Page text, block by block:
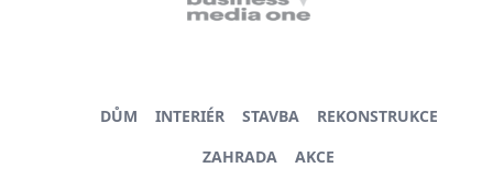
DŮM INTERIÉR STAVBA
REKONSTRUKCE
ZAHRADA
AKCE